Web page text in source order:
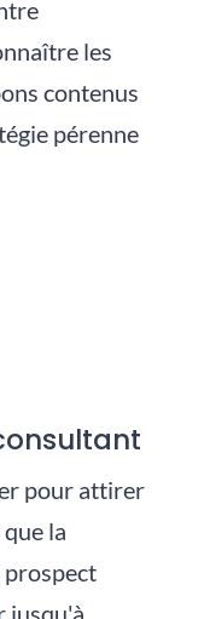
les
contenus
pérenne
pour attirer
la
prospect
jusqu'à